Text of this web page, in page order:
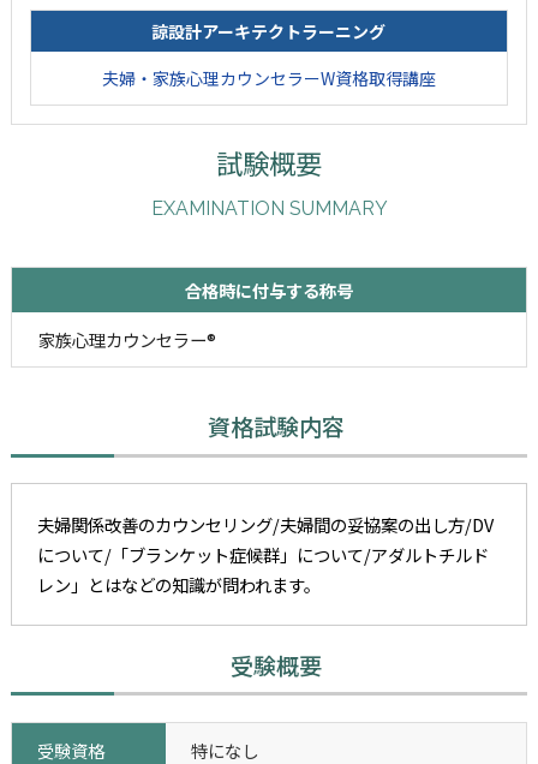
諒設計アーキテクトラーニング
夫婦・家族心理カウンセラーW資格取得講座
試験概要
EXAMINATION SUMMARY
合格時に付与する称号
家族心理カウンセラー®
資格試験内容
夫婦関係改善のカウンセリング/夫婦間の妥協案の出し方/DV
について/「ブランケット症候群」について/アダルトチルド
レン」とはなどの知識が問われます。
受験概要
受験資格 特になし